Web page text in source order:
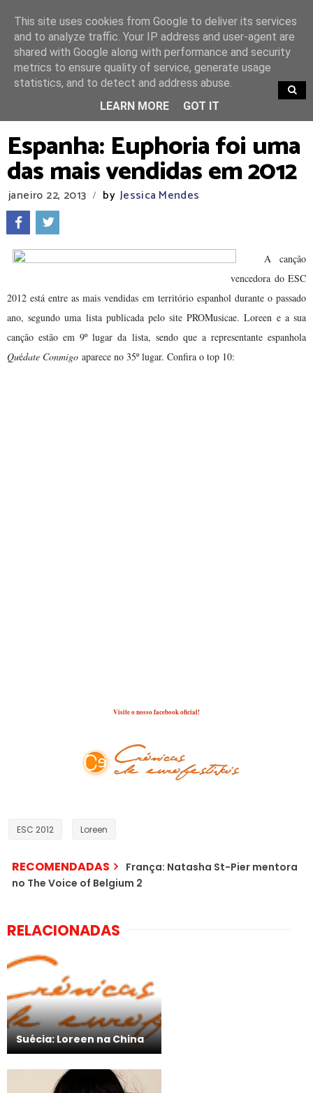
TRENDING
Espanha: Euphoria foi uma
das mais vendidas em 2012
janeiro 22, 2013 / by Jessica Mendes
A canção
vencedora do ESC
2012 está entre as mais vendidas em território espanhol durante o passado
ano, segundo uma lista publicada pelo site PROMusicae. Loreen e a sua
canção estão em 9º lugar da lista, sendo que a representante espanhola
Quédate Conmigo aparece no 35º lugar. Confira o top 10:
Visite o nosso facebook oficial!
ESC 2012 Loreen
RECOMENDADAS
França: Natasha St-Pier mentora
no The Voice of Belgium 2
RELACIONADAS
Suécia: Loreen na China
This site uses cookies from Google to deliver its services
and to analyze traffic. Your IP address and user-agent are
shared with Google along with performance and security
metrics to ensure quality of service, generate usage
statistics, and to detect and address abuse.
LEARN MORE
GOT IT